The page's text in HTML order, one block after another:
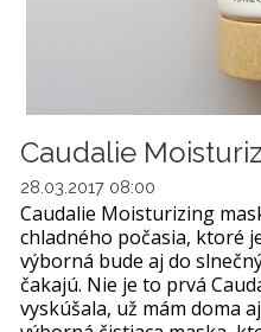
Caudalie
28.03.2017 08:00
Caudalie Moisturizing
chladného počasia, ktoré
výborná bude aj do
čakajú. Nie je to prvá
vyskúšala, už mám doma